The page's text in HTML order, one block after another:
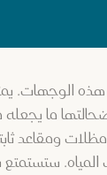
الوجهات.
ما
ومقاعد